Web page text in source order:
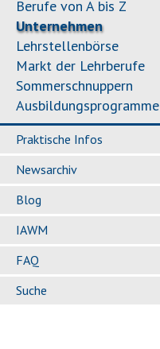
Berufe von A bis Z
Unternehmen
Lehrstellenbörse
Markt der Lehrberufe
Sommerschnuppern
Ausbildungsprogramme
Praktische Infos
Newsarchiv
Blog
IAWM
FAQ
Suche